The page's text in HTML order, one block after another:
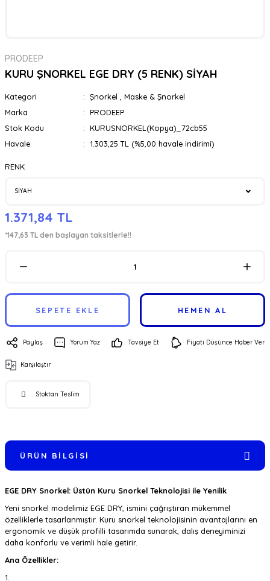
PRODEEP
KURU ŞNORKEL EGE DRY (5 RENK) SİYAH
Kategori Şnorkel
Maske & Şnorkel
Marka
PRODEEP
Stok Kodu
KURUSNORKEL(Kopya)_72cb55
Havale
1.303,25 TL (%5,00 havale indirimi)
RENK
1.371,84 TL
*147,63 TL den başlayan taksitlerle!!
SEPETE EKLE HEMEN AL
Paylaş Yorum Yaz Tavsiye Et Fiyatı Düşünce Haber Ver
Karşılaştır
Stoktan Teslim
ÜRÜN BILGISI
EGE DRY Snorkel: Üstün Kuru Snorkel Teknolojisi ile Yenilik
Yeni snorkel modelimiz EGE DRY, ismini çağrıştıran mükemmel
özelliklerle tasarlanmıştır. Kuru snorkel teknolojisinin avantajlarını en
ergonomik ve düşük profilli tasarımda sunarak, dalış deneyiminizi
daha konforlu ve verimli hale getirir.
Ana Özellikler: